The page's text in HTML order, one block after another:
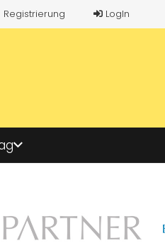
Registrierung LogIn